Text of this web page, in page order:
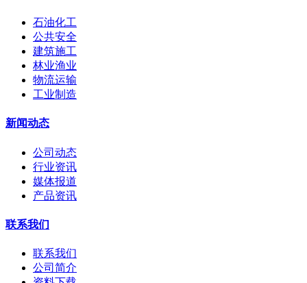
石油化工
公共安全
建筑施工
林业渔业
物流运输
工业制造
新闻动态
公司动态
行业资讯
媒体报道
产品资讯
联系我们
联系我们
公司简介